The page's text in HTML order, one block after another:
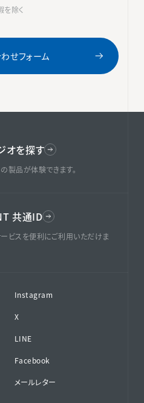
除く
せフォーム
オを探す
製品が体験できます。
共通ID
ビスを便利にご利用いただけま
Instagram
X
LINE
Facebook
メールレター